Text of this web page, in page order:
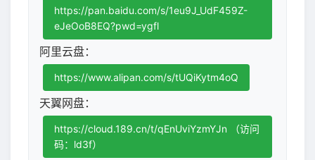
https://pan.baidu.com/s/1eu9J_UdF459Z-
eJeOoB8EQ?pwd=ygfl
阿里云盘：
https://www.alipan.com/s/tUQiKytm4oQ
天翼网盘：
https://cloud.189.cn/t/qEnUviYzmYJn （访问
码：ld3f）